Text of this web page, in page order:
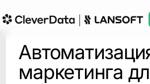
Заявка
Автоматизация
маркетинга для
FMCG рынка